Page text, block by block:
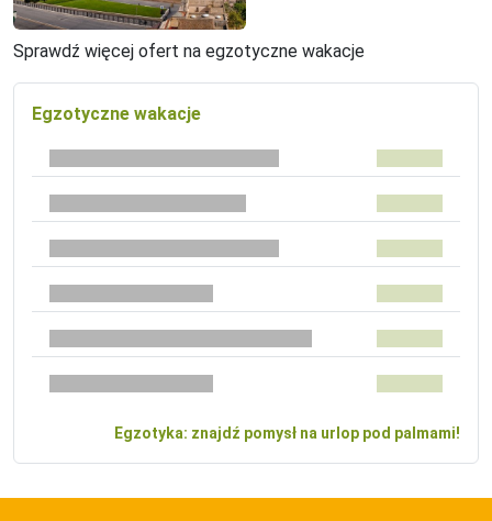
Sprawdź więcej ofert na egzotyczne wakacje
Egzotyczne wakacje
Egzotyka: znajdź pomysł na urlop pod palmami!